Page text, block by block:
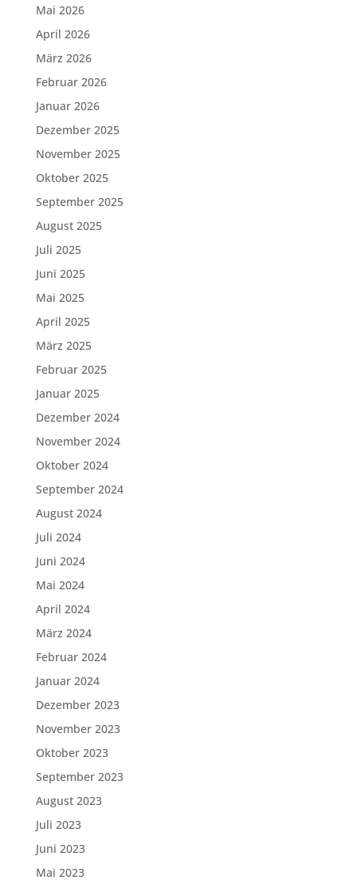
Mai 2026
April 2026
März 2026
Februar 2026
Januar 2026
Dezember 2025
November 2025
Oktober 2025
September 2025
August 2025
Juli 2025
Juni 2025
Mai 2025
April 2025
März 2025
Februar 2025
Januar 2025
Dezember 2024
November 2024
Oktober 2024
September 2024
August 2024
Juli 2024
Juni 2024
Mai 2024
April 2024
März 2024
Februar 2024
Januar 2024
Dezember 2023
November 2023
Oktober 2023
September 2023
August 2023
Juli 2023
Juni 2023
Mai 2023